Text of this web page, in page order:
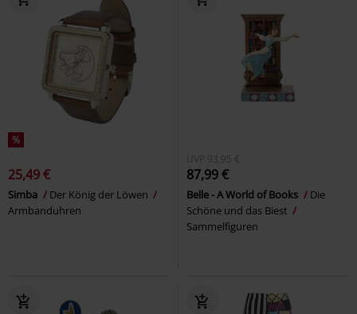
%
25,49 €
Simba
Der König der Löwen
Armbanduhren
UVP 93,95 €
87,99 €
Belle - A World of Books
Die
Schöne und das Biest
Sammelfiguren